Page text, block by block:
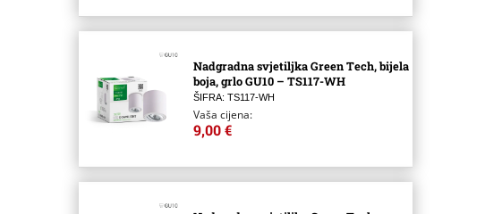
Nadgradna svjetiljka Green Tech, bijela
boja, grlo GU10 – TS117-WH
ŠIFRA: TS117-WH
Vaša cijena:
9,00 €